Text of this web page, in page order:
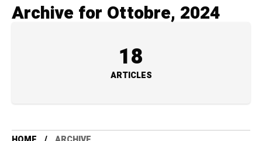
Archive for Ottobre, 2024
18
ARTICLES